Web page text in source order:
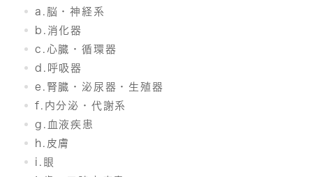
a.脳・神経系
b.消化器
c.心臓・循環器
d.呼吸器
e.腎臓・泌尿器・生殖器
f.内分泌・代謝系
g.血液疾患
h.皮膚
i.眼